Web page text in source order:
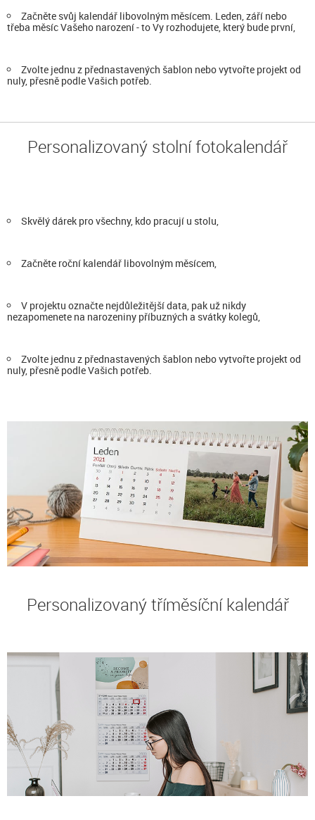
Začněte svůj kalendář libovolným měsícem. Leden, září nebo
třeba měsíc Vašeho narození - to Vy rozhodujete, který bude první,
Zvolte jednu z přednastavených šablon nebo vytvořte projekt od
nuly, přesně podle Vašich potřeb.
Personalizovaný stolní fotokalendář
Skvělý dárek pro všechny, kdo pracují u stolu,
Začněte roční kalendář libovolným měsícem,
V projektu označte nejdůležitější data, pak už nikdy
nezapomenete na narozeniny příbuzných a svátky kolegů,
Zvolte jednu z přednastavených šablon nebo vytvořte projekt od
nuly, přesně podle Vašich potřeb.
Personalizovaný tříměsíční kalendář